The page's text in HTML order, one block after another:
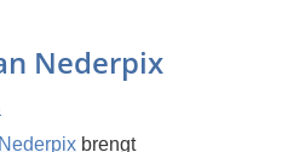
Nederpix
Nederpix brengt